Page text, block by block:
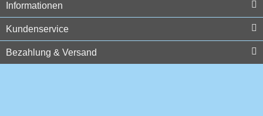
Informationen
Kundenservice
Bezahlung & Versand